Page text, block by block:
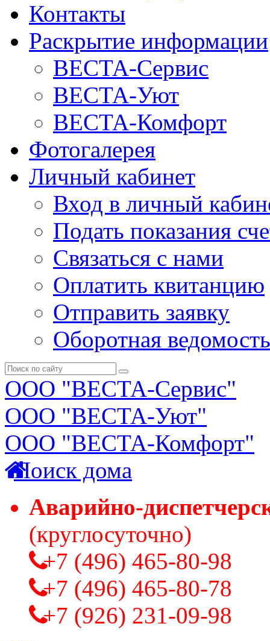
Контакты
Раскрытие информации
ВЕСТА-Сервис
ВЕСТА-Уют
ВЕСТА-Комфорт
Фотогалерея
Личный кабинет
Вход в личный
Подать показания
Связаться с нами
Оплатить квитанцию
Отправить заявку
Оборотная ведомость
ООО "ВЕСТА-Сервис"
ООО "ВЕСТА-Уют"
ООО "ВЕСТА-Комфорт"
Поиск дома
Аварийно-
(круглосуточно)
+7 (496) 465-80-98
+7 (496) 465-80-78
+7 (926) 231-09-98